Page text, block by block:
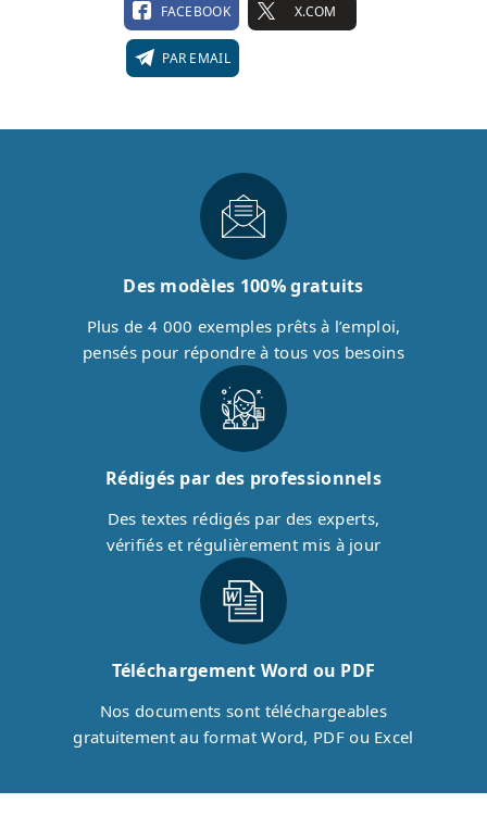
FACEBOOK X.COM
PAR EMAIL
Des modèles 100% gratuits
Plus de 4 000 exemples prêts à l’emploi,
pensés pour répondre à tous vos besoins
Rédigés par des professionnels
Des textes rédigés par des experts,
vérifiés et régulièrement mis à jour
Téléchargement Word ou PDF
Nos documents sont téléchargeables
gratuitement au format Word, PDF ou Excel